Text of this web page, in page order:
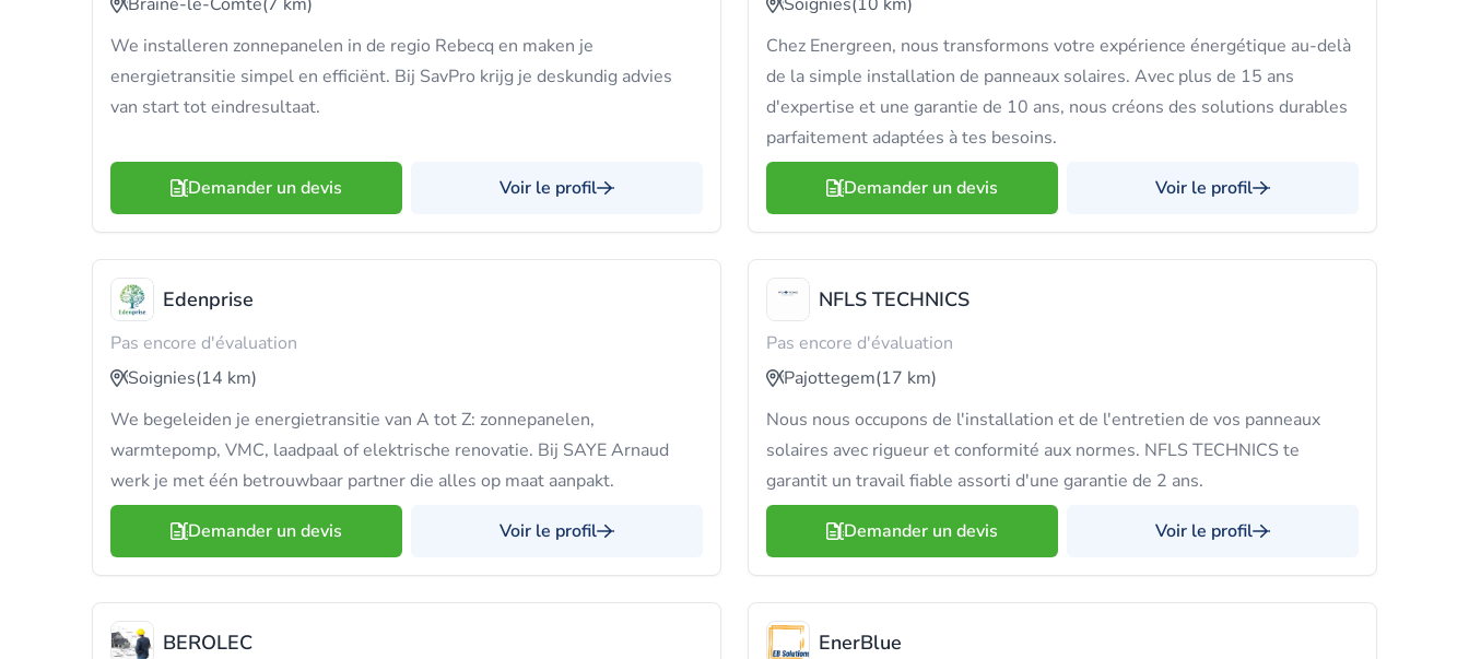
We installeren zonnepanelen in de regio Rebecq en maken je
energietransitie simpel en efficiënt. Bij SavPro krijg je deskundig advies
van start tot eindresultaat.
Demander un devis Voir le profil
Chez Energreen, nous transformons votre expérience énergétique au-delà
de la simple installation de panneaux solaires. Avec plus de 15 ans
d'expertise et une garantie de 10 ans, nous créons des solutions durables
parfaitement adaptées à tes besoins.
Demander un devis Voir le profil
Edenprise
Pas encore d'évaluation
Soignies(14 km)
We begeleiden je energietransitie van A tot Z: zonnepanelen,
warmtepomp, VMC, laadpaal of elektrische renovatie. Bij SAYE Arnaud
werk je met één betrouwbaar partner die alles op maat aanpakt.
Demander un devis Voir le profil
NFLS TECHNICS
Pas encore d'évaluation
Pajottegem(17 km)
Nous nous occupons de l'installation et de l'entretien de vos panneaux
solaires avec rigueur et conformité aux normes. NFLS TECHNICS te
garantit un travail fiable assorti d'une garantie de 2 ans.
Demander un devis Voir le profil
BEROLEC EnerBlue